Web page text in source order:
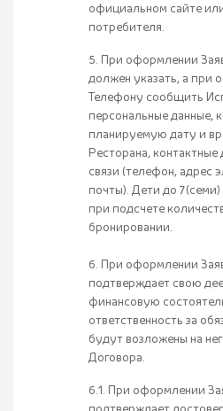
официальном сайте
потребителя.
5. При оформлении
должен указать, а при
Телефону сообщить
персональные данные,
планируемую дату и
Ресторана,
связи (телефон, адрес
почты). Дети до
при подсчете
бронировании.
6. При оформлении
подтверждает свою
финансовую
ответственность за
будут возложены на
Договора.
6.1. При оформлении